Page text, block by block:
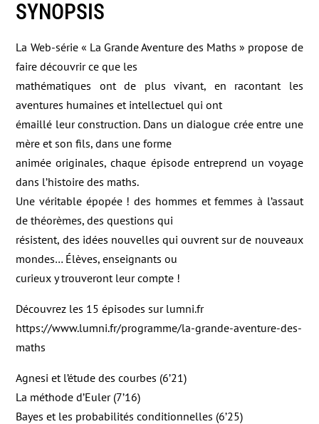
SYNOPSIS
La Web-série « La Grande Aventure des Maths » propose de
faire découvrir ce que les
mathématiques ont de plus vivant, en racontant les
aventures humaines et intellectuel qui ont
émaillé leur construction. Dans un dialogue crée entre une
mère et son fils, dans une forme
animée originales, chaque épisode entreprend un voyage
dans l’histoire des maths.
Une véritable épopée ! des hommes et femmes à l’assaut
de théorèmes, des questions qui
résistent, des idées nouvelles qui ouvrent sur de nouveaux
mondes… Élèves, enseignants ou
curieux y trouveront leur compte !
Découvrez les 15 épisodes sur lumni.fr
https://www.lumni.fr/programme/la-grande-aventure-des-
maths
Agnesi et l’étude des courbes (6’21)
La méthode d’Euler (7’16)
Bayes et les probabilités conditionnelles (6’25)